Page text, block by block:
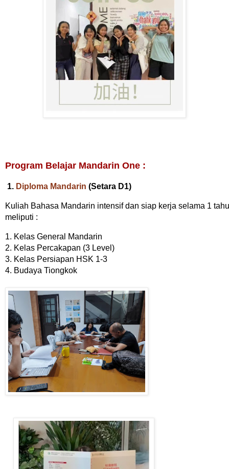
Program Belajar Mandarin One :
1. Diploma Mandarin (Setara D1)
Kuliah Bahasa Mandarin intensif dan siap kerja selama 1
meliputi :
1. Kelas General Mandarin
2. Kelas Percakapan (3 Level)
3. Kelas Persiapan HSK 1-3
4. Budaya Tiongkok